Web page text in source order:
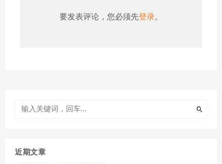
要发表评论，您必须先登录。
近期文章